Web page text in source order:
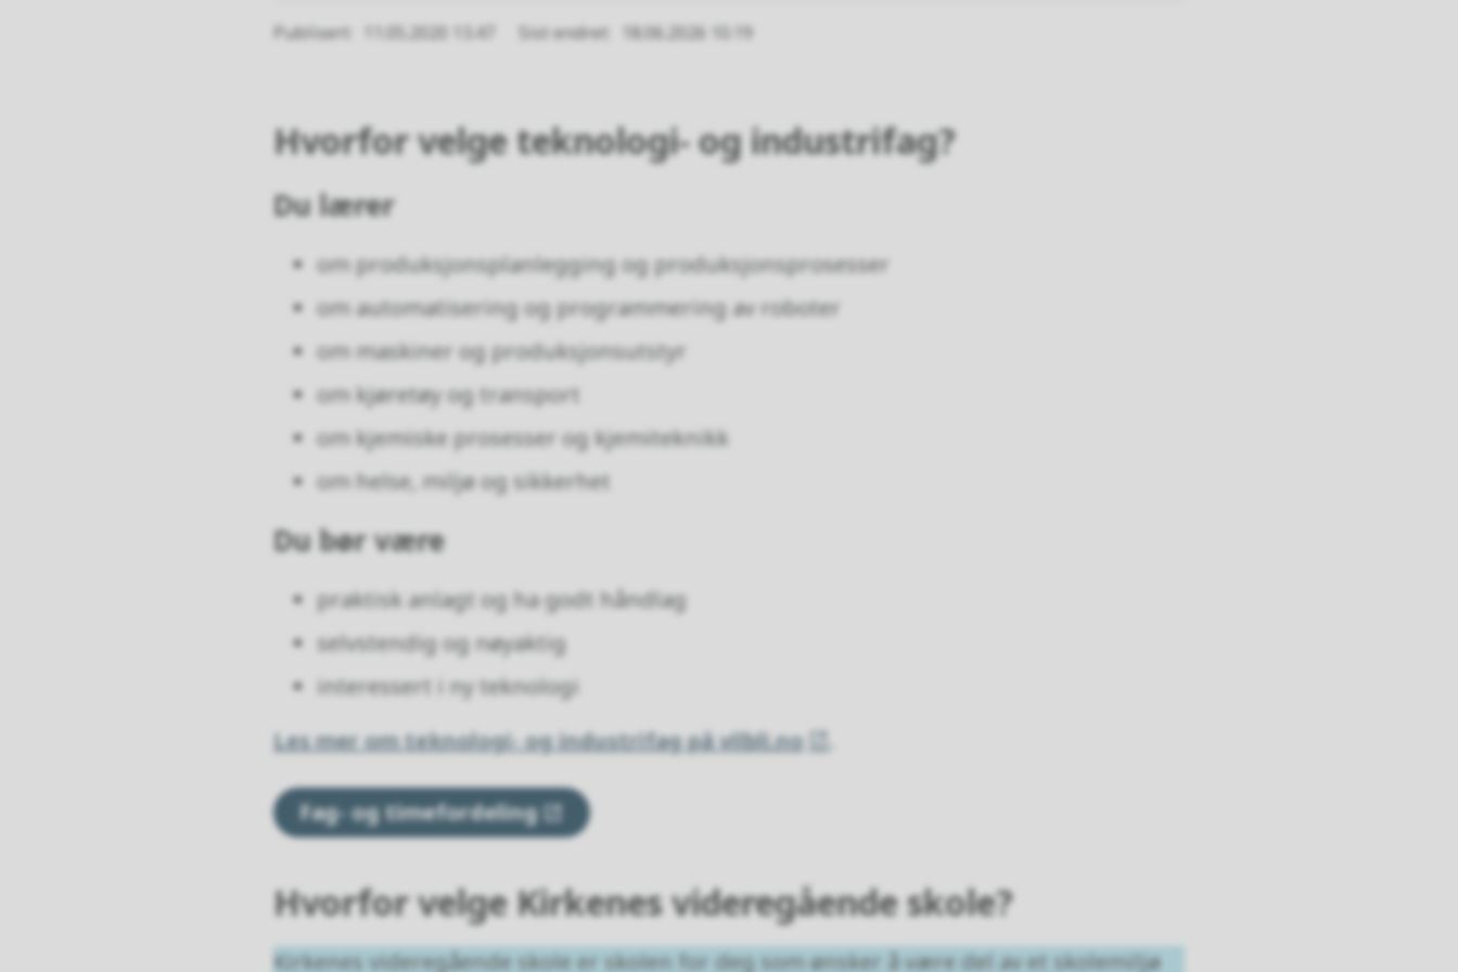
Publisert 11.05.2020 13.47 Sist endret 18.06.2026 10.19
Hvorfor velge teknologi- og industrifag?
Du lærer
om produksjonsplanlegging og produksjonsprosesser
om automatisering og programmering av roboter
om maskiner og produksjonsutstyr
om kjøretøy og transport
om kjemiske prosesser og kjemiteknikk
om helse, miljø og sikkerhet
Du bør være
praktisk anlagt og ha godt håndlag
selvstendig og nøyaktig
interessert i ny teknologi
Les mer om teknologi- og industrifag på vilbli.no
Fag- og timefordeling
Hvorfor velge Kirkenes videregående skole?
Kirkenes videregående skole er skolen for deg som ønsker å være del av et skolemiljø